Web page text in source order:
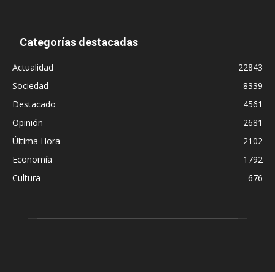
Categorías destacadas
Actualidad
22843
Sociedad
8339
Destacado
4561
Opinión
2681
Última Hora
2102
Economía
1792
Cultura
676